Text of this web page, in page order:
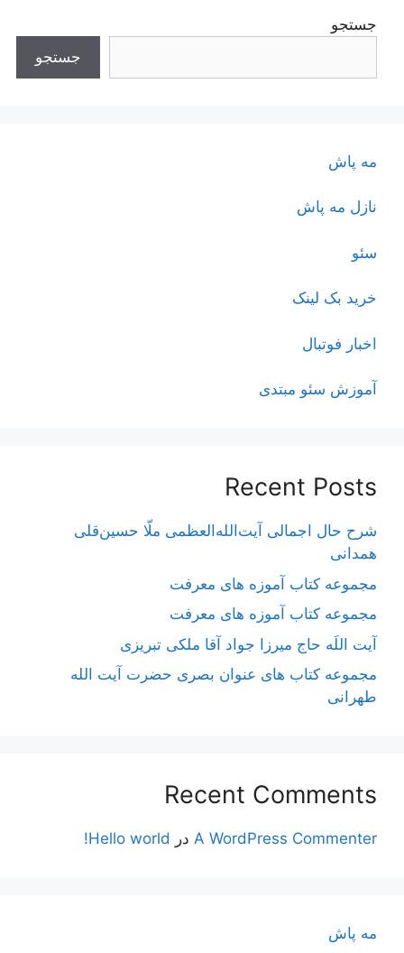
جستجو
جستجو
مه پاش
نازل مه پاش
سئو
خرید بک لینک
اخبار فوتبال
آموزش سئو مبتدی
Recent Posts
شرح حال اجمالی آیت‌الله‌العظمی ملّا حسین‌قلی
همدانی
مجموعه کتاب آموزه های معرفت
مجموعه کتاب آموزه های معرفت
آیت اللَه حاج میرزا جواد آقا ملکی تبریزی
مجموعه کتاب های عنوان بصری حضرت آیت الله
طهرانی
Recent Comments
A WordPress Commenter در Hello world!
مه پاش